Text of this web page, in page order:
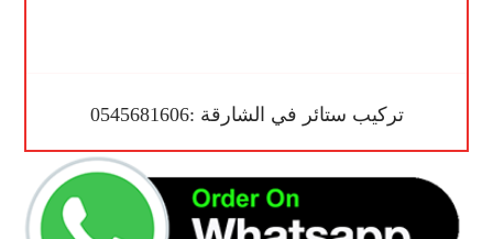
تركيب ستائر في الشارقة :0545681606